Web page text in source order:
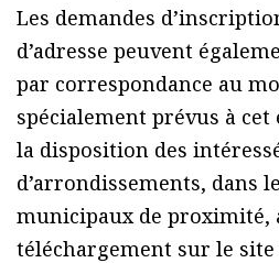
Les demandes
d’adresse peuvent
par correspondance au
spécialement prévus à cet
la disposition des
d’arrondissements, dans
municipaux de proximité,
téléchargement sur le